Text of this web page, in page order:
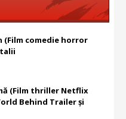
(Film comedie horror
(Film thriller Netflix
Behind Trailer și